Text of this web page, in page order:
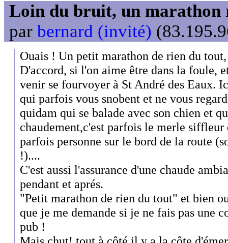
Loin du bruit, un marathon
par bernard (invité)
Ouais ! Un petit marathon de rien du
D'accord, si l'on aime être dans la foule,
venir se fourvoyer à St André des Eaux.
qui parfois vous snobent et ne vous
quidam qui se balade avec son chien et
chaudement,c'est parfois le merle siffleur
parfois personne sur le bord de la route
!)....
C'est aussi l'assurance d'une chaude
pendant et aprés.
"Petit marathon de rien du tout" et bien
que je me demande si je ne fais pas une
pub !